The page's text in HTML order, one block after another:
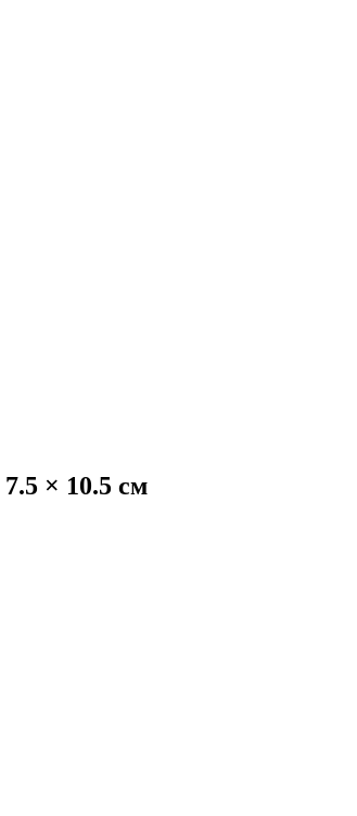
× 10.5 см